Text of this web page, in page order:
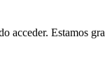
Estamos